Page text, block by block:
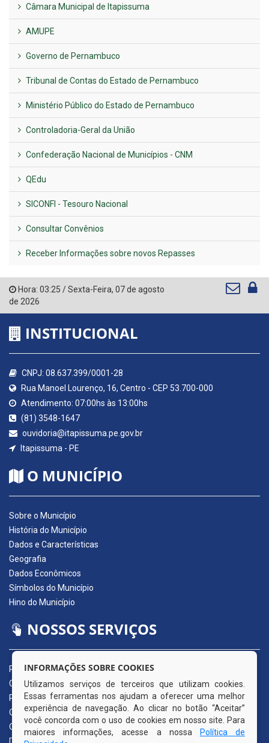
Câmara Municipal de Itapissuma
AMUPE
Governo de Pernambuco
Tribunal de Contas do Estado de Pernambuco
Ministério Público do Estado de Pernambuco
Controladoria-Geral da União
Confederação Nacional de Municípios - CNM
QEdu
SICONFI - Tesouro Nacional
Consultar Convênios
Receber Informações sobre novos Repasses
Hora: 03:25 /Sexta-Feira, 07 de agosto
de 2026
INSTITUCIONAL
CNPJ: 08.637.399/0001-28
Rua Manoel Lourenço, 16, Centro - CEP 53.700-000
Atendimento: 07:00hs às 13:00hs
(81) 3548-1647
ouvidoria@itapissuma.pe.gov.br
Itapissuma - PE
O MUNICÍPIO
Sobre o Município
História do Município
Dados e Características
Geografia
Dados Econômicos
Símbolos do Município
Hino do Município
NOSSOS SERVIÇOS
Portal da Transparência
Carta de Serviços ao Usuário
Pedido de Acesso à Informação (e-SIC)
Ouvidoria Municipal
Quadro de Avisos
INFORMAÇÕES SOBRE COOKIES
Utilizamos serviços de terceiros que utilizam cookies.
Essas ferramentas nos ajudam a oferecer uma melhor
experiência de navegação. Ao clicar no botão “Aceitar”
você concorda com o uso de cookies em nosso site. Para
maiores informações, acesse a nossa
Política de